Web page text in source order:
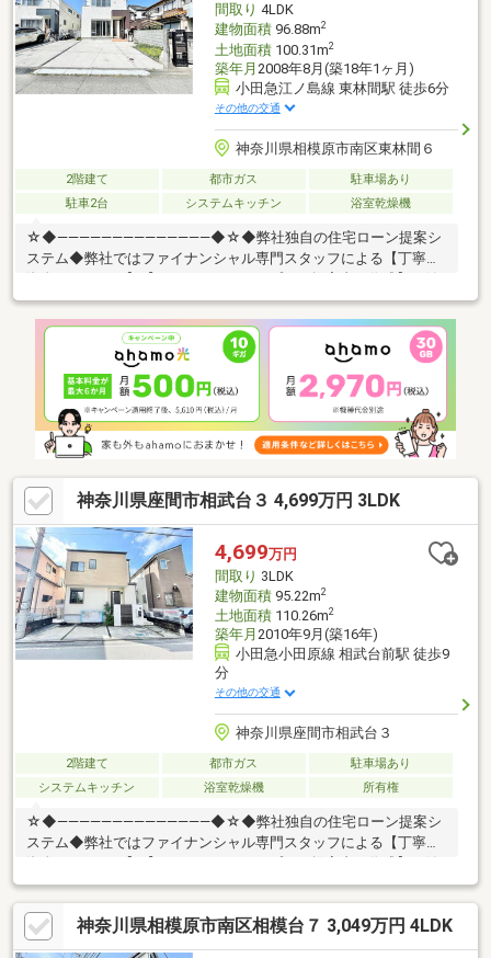
間取り 4LDK
建物面積96.88m2
土地面積100.31m2
築年月 2008年8月(築18年1ヶ月)
小田急江ノ島線 東林間駅 徒歩6分
その他の交通
神奈川県相模原市南区東林間６
2階建て 都市ガス
駐車場あり
駐車2台
システムキッチン 浴室乾燥機
☆◆――――――――――――――◆☆◆弊社独自の住宅ローン提案シ
ステム◆弊社ではファイナンシャル専門スタッフによる【丁寧な
時行っております。意外に知らないお客様が多い【定年時の住宅
ローン残高】【住宅購入者だけが加入できる無料の生命保険】
【１３年間もらえる、国からの特別ボーナス】これから多くなる
【教育費】住宅を買った後から始まる【住宅ローン返済】６５歳
以上から必要になる【老後の費用負担】住宅探しの【このタイミ
ング】で不安な部分を明確にしていきませんか？？
☆◆――――――――――――――◆☆
神奈川県座間市相武台３ 4,699万円 3LDK
4,699万円
間取り 3LDK
建物面積95.22m2
土地面積110.26m2
築年月 2010年9月(築16年)
小田急小田原線 相武台前駅 徒歩9
分
その他の交通
神奈川県座間市相武台３
2階建て 都市ガス
駐車場あり
システムキッチン
浴室乾燥機 所有権
☆◆――――――――――――――◆☆◆弊社独自の住宅ローン提案シ
ステム◆弊社ではファイナンシャル専門スタッフによる【丁寧な
時行っております。意外に知らないお客様が多い【定年時の住宅
ローン残高】【住宅購入者だけが加入できる無料の生命保険】
【１３年間もらえる、国からの特別ボーナス】これから多くなる
【教育費】住宅を買った後から始まる【住宅ローン返済】６５歳
神奈川県相模原市南区相模台７ 3,049万円 4LDK